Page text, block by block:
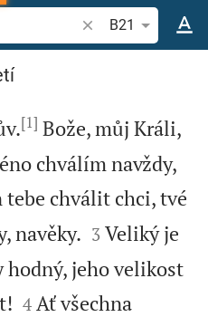
Vyhledat biblický
B21
[1] Bože, můj Králi,
chválím navždy,
tebe chválit chci, tvé
navěky. 

3 Veliký je
hodný, jeho velikost


4 Ať všechna